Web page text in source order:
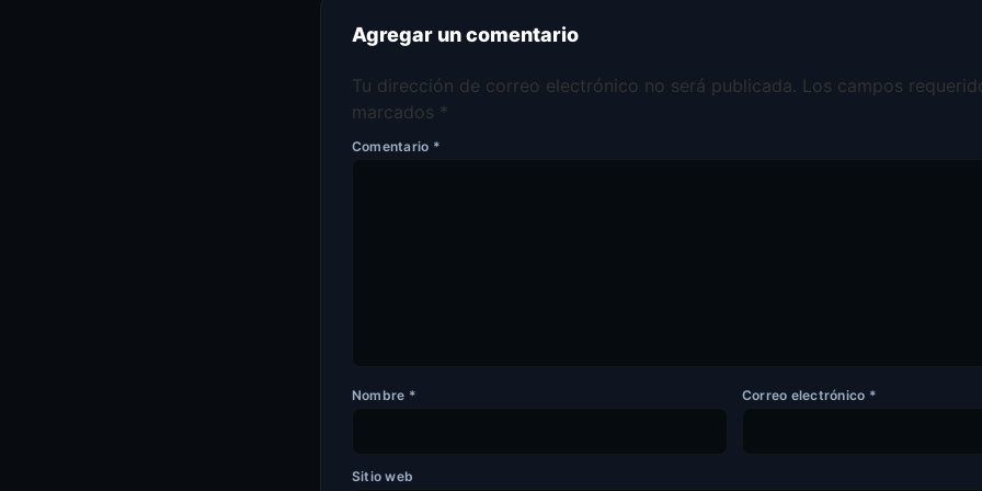
Agregar un comentario
Tu dirección de correo electrónico no será publicada. Los campos
marcados *
Comentario *
Nombre * Correo electrónico *
Sitio web